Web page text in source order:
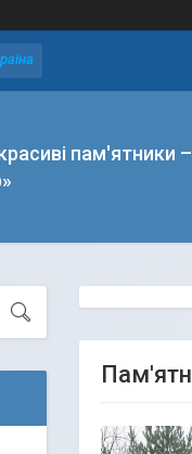
пам'ятники